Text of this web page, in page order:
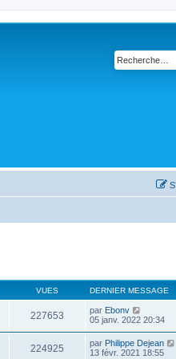
VUES DERNIER MESSAGE
227653 par Ebonv
05 janv. 2022 20:34
224925 par Philippe Dejean
13 févr. 2021 18:55